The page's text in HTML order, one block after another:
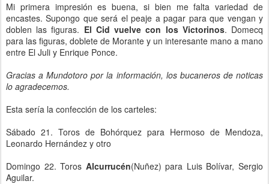
Mi primera impresión es buena, si bien me falta variedad de
encastes. Supongo que será el peaje a pagar para que vengan y
doblen las figuras. El Cid vuelve con los Victorinos. Domecq
para las figuras, doblete de Morante y un interesante mano a mano
entre El Juli y Enrique Ponce.
Gracias a Mundotoro por la información, los bucaneros de noticas
lo agradecemos.
Esta sería la confección de los carteles:
Sábado 21. Toros de Bohórquez para Hermoso de Mendoza,
Leonardo Hernández y otro
Domingo 22. Toros Alcurrucén(Nuñez) para Luis Bolívar, Sergio
Aguilar.